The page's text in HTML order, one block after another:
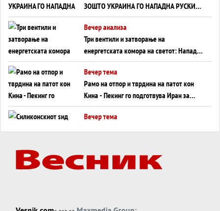
ЗОШТО УКРАИНА ГО НАПАДНА РУСКИОТ
WILDBERRIES
Вечер анализа
Три вентили и затворање на
енергетската комора на светот: Нападот
во Суец најавува глобален енергетски
инфаркт?
Вечер тема
Рамо на отпор и тврдина на патот кон
Кина - Пекинг го подготвува Иран за
американска копнена инвазија
Вечер тема
Вечер тема
Трамп тврди дека повторно „разговара“
Вечер тема